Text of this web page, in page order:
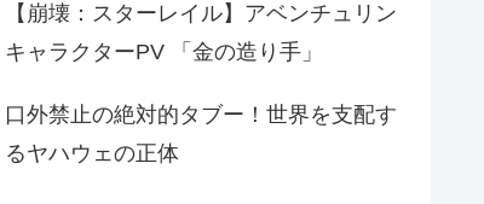
【崩壊：スターレイル】アベンチュリン
キャラクターPV 「金の造り手」
口外禁止の絶対的タブー！世界を支配す
るヤハウェの正体